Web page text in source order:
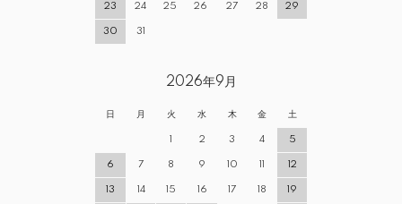
23 24 25 26 27 28 29
30 31
2026年9月
日 月 火 水 木 金 土
1 2 3 4 5
6 7 8 9 10 11 12
13 14 15 16 17 18 19